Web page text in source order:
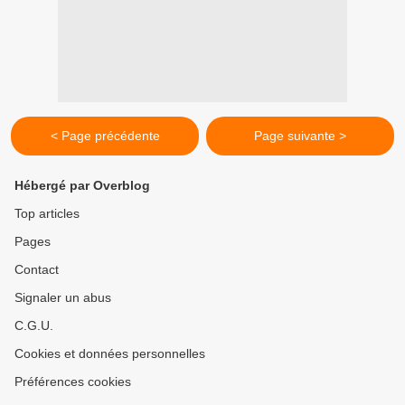
< Page précédente Page suivante >
Hébergé par Overblog
Top articles
Pages
Contact
Signaler un abus
C.G.U.
Cookies et données personnelles
Préférences cookies